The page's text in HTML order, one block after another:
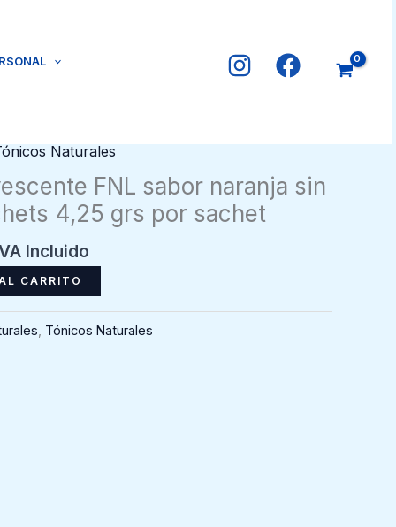
Naturales
FNL sabor naranja sin
4,25 grs por sachet
Incluido
CARRITO
Tónicos Naturales